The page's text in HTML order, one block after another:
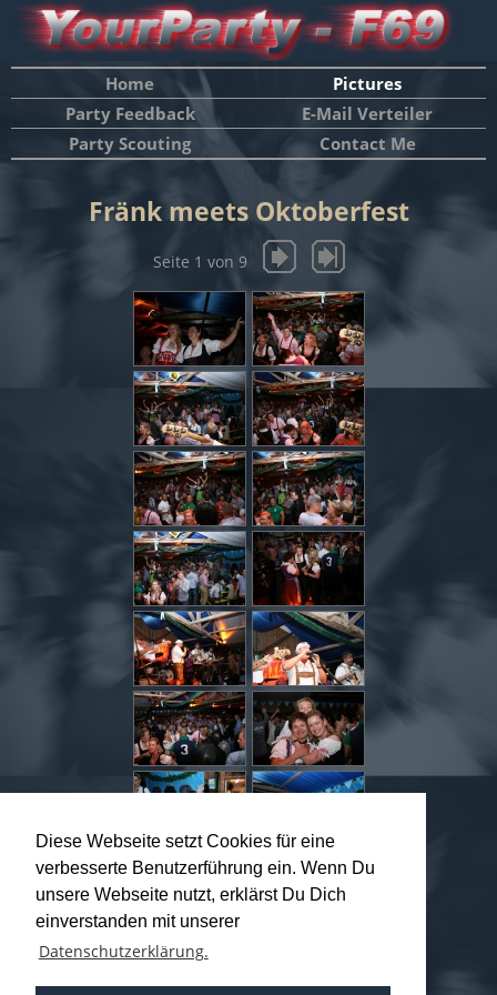
Diese Webseite setzt Cookies für eine
verbesserte Benutzerführung ein. Wenn Du
unsere Webseite nutzt, erklärst Du Dich
einverstanden mit unserer
Datenschutzerklärung.
Home
Pictures
Party Feedback
E-Mail Verteiler
Party Scouting
Contact Me
Fränk meets Oktoberfest
Seite 1 von 9
Seite 1 von 9